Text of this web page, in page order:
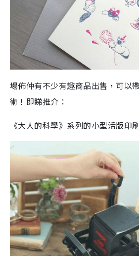
場佈仲有不少有趣商品出售，可以
術！即睇推介：
《大人的科學》系列的小型活版印